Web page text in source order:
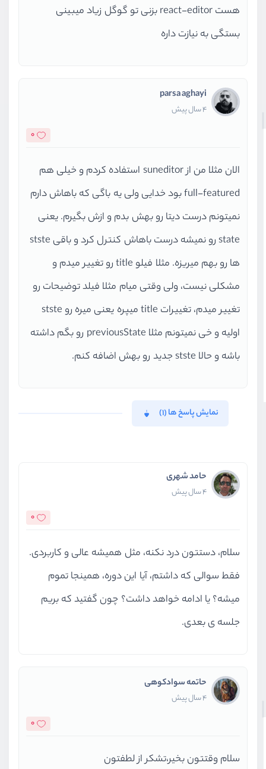
هست react-editor بزنی تو گوگل زیاد میبینی
بستگی به نیازت داره
parsa aghayi
4 سال پیش
0
الان مثلا من از suneditor استفاده کردم و خیلی هم
full-featured بود خدایی ولی یه باگی که باهاش دارم
نمیتونم درست دیتا رو بهش بدم و ازش بگیرم. یعنی
state رو نمیشه درست باهاش کنترل کرد و باقی stste
ها رو بهم میریزه. مثلا فیلو title رو تغییر میدم و
مشکلی نیست، ولی وقتی میام مثلا فیلد توضیحات رو
تغییر میدم، تغییرات title میپره یعنی میره رو stste
اولیه و خی نمیتونم مثلا previousState رو بگم داشته
باشه و حالا stste جدید رو بهش اضافه کنم.
نمایش پاسخ ها (1)
حامد شهری
4 سال پیش
0
سلام، دستتون درد نکنه، مثل همیشه عالی و کاربردی.
فقط سوالی که داشتم، آیا این دوره، همینجا تموم
میشه؟ یا ادامه خواهد داشت؟ چون گفتید که بریم
جلسه ی بعدی.
حاتمه سوادکوهی
4 سال پیش
0
سلام وقتتون بخیر،تشکر از لطفتون